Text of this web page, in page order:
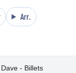
Arr.
Dave - Billets